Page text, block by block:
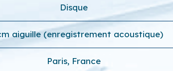
Disque
aiguille (enregistrement acoustique)
Paris, France